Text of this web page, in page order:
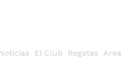
El Club Regatas Area